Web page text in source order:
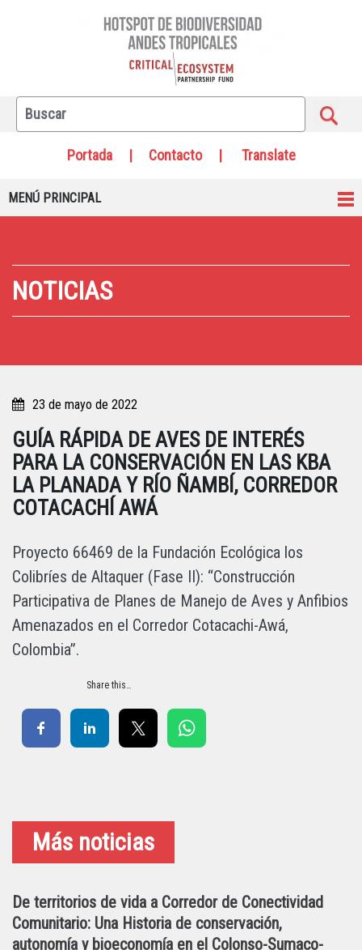
Portada| Contacto| Translate
MENÚ PRINCIPAL
NOTICIAS
23 de mayo de 2022
GUÍA RÁPIDA DE AVES DE INTERÉS
PARA LA CONSERVACIÓN EN LAS KBA
LA PLANADA Y RÍO ÑAMBÍ, CORREDOR
COTACACHÍ AWÁ
Proyecto 66469 de la Fundación Ecológica los
Colibríes de Altaquer (Fase II): “Construcción
Participativa de Planes de Manejo de Aves y Anfibios
Amenazados en el Corredor Cotacachi-Awá,
Colombia”.
Share this…
Más noticias
De territorios de vida a Corredor de Conectividad
Comunitario: Una Historia de conservación,
autonomía y bioeconomía en el Colonso-Sumaco-